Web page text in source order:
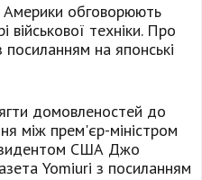
Америки обговорюють
військової техніки. Про
на японські
домовленостей до
між прем'єр-міністром
США Джо
Yomiuri з посиланням